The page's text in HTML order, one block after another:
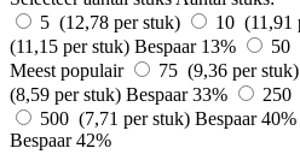
5 (12,78 per stuk)
10 (11,91
(11,15 per stuk) Bespaar 13% 50
Meest populair
75 (9,36 per stuk)
(8,59 per stuk) Bespaar 33% 250
500 (7,71 per stuk) Bespaar 40%
Bespaar 42%